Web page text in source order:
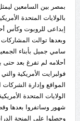
بمصر بين السامعين
بالولايات المتحدة
إبداعى للروبوت وكأس
وبعدها توالت المشاركات
سامي جميل بأبناء
أحلامه لم تفرغ بعد حتى
فولبرايت الأمريكية
المواقع وإدارة
شهور وساتفروا بعدها
وحصلوا على المنحة